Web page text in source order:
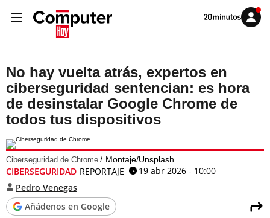
Volver
Iniciar
sesión
No hay vuelta atrás, expertos en
ciberseguridad sentencian: es hora
de desinstalar Google Chrome de
todos tus dispositivos
Ciberseguridad de Chrome Montaje/Unsplash
CIBERSEGURIDAD REPORTAJE
19 abr 2026 - 10:00
Pedro Venegas
Añádenos en Google